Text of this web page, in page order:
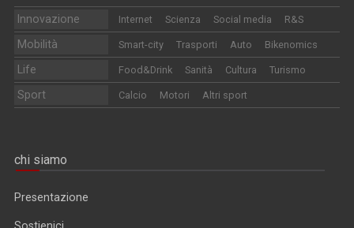
Innovazione Internet Scienza Social media R&S
Mobilità Smart-city Trasporti Auto Bikenomics
Life Food&Drink Sanità Cultura Turismo
Sport Calcio Motori Altri sport
chi siamo
Presentazione
Sostienici